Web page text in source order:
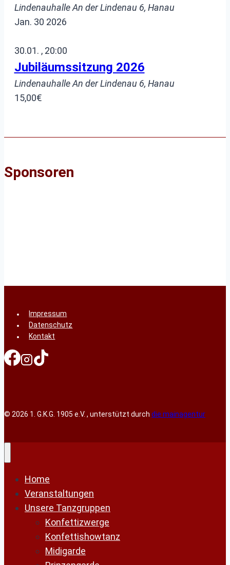
LindenauhalleAn der Lindenau 6, Hanau
Jan. 30 2026
30.01. , 20:00
Jubiläumssitzung 2026
LindenauhalleAn der Lindenau 6, Hanau
15,00€
Sponsoren
Impressum
Datenschutz
Kontakt
© 2026 1. G.K.G. 1905 e.V. , unterstützt durch die mainagentur
Home
Veranstaltungen
Unsere Tanzgruppen
Konfettizwerge
Konfettishowtanz
Midigarde